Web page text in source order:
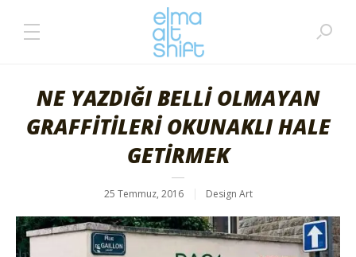
NE YAZDIĞI BELLİ OLMAYAN
GRAFFİTİLERİ OKUNAKLI HALE
GETİRMEK
25 Temmuz, 2016 Design Art